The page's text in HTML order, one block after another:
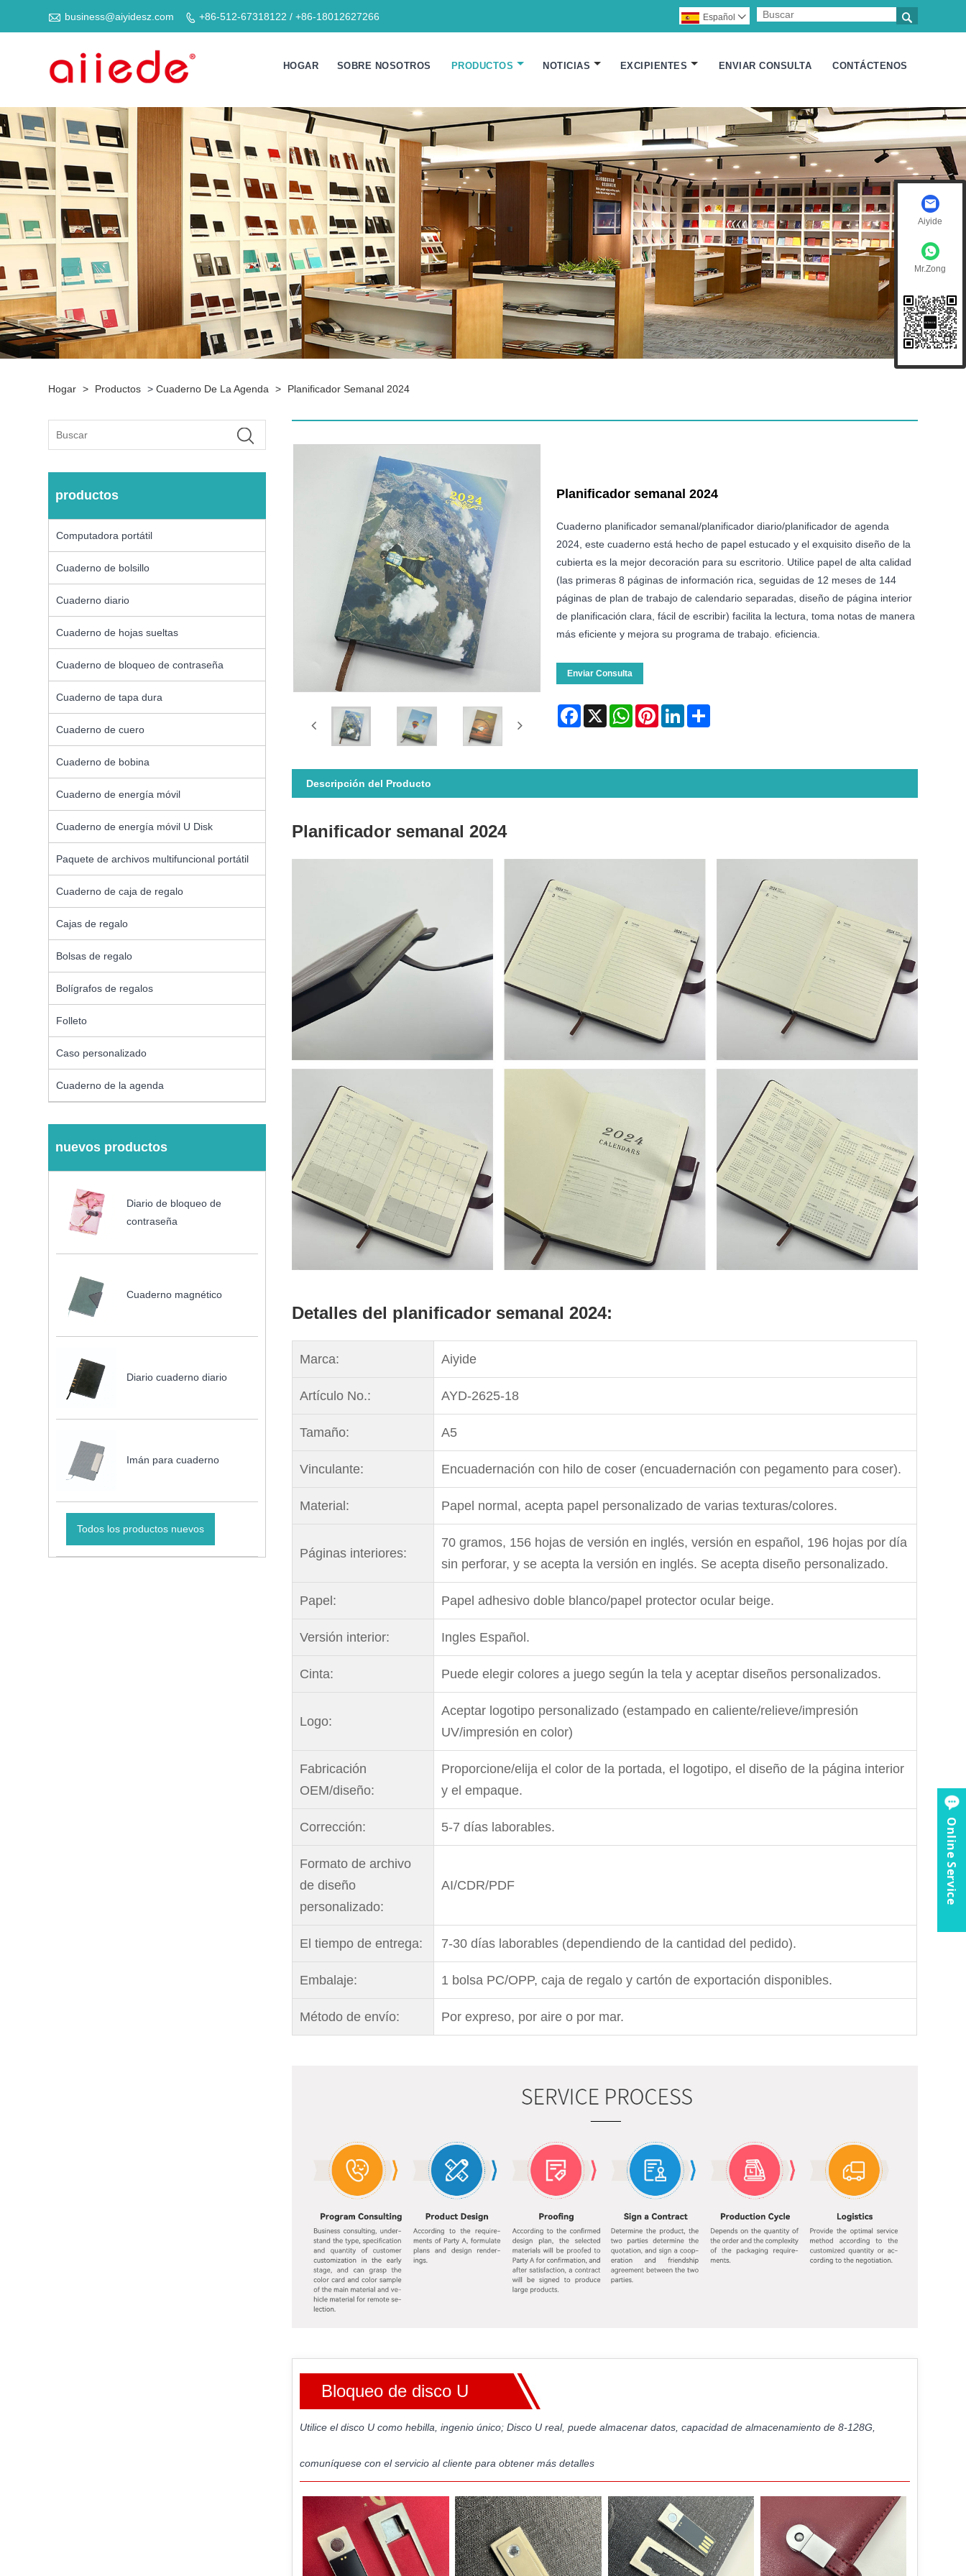
 business@aiyidesz.com  +86-512-67318122 / +86-18012627266 
Español 
HOGAR SOBRE NOSOTROS PRODUCTOS NOTICIAS EXCIPIENTES ENVIAR CONSULTA CONTÁCTENOS
Hogar > Productos >Cuaderno De La Agenda > Planificador Semanal 2024
productos
Computadora portátil
Cuaderno de bolsillo
Cuaderno diario
Cuaderno de hojas sueltas
Cuaderno de bloqueo de contraseña
Cuaderno de tapa dura
Cuaderno de cuero
Cuaderno de bobina
Cuaderno de energía móvil
Cuaderno de energía móvil U Disk
Paquete de archivos multifuncional portátil
Cuaderno de caja de regalo
Cajas de regalo
Bolsas de regalo
Bolígrafos de regalos
Folleto
Caso personalizado
Cuaderno de la agenda
nuevos productos
Diario de bloqueo de
contraseña
Cuaderno magnético
Diario cuaderno diario
Imán para cuaderno
Todos los productos nuevos
Planificador semanal 2024
Cuaderno planificador semanal/planificador diario/planificador de agenda
2024, este cuaderno está hecho de papel estucado y el exquisito diseño de la
cubierta es la mejor decoración para su escritorio. Utilice papel de alta calidad
(las primeras 8 páginas de información rica, seguidas de 12 meses de 144
páginas de plan de trabajo de calendario separadas, diseño de página interior
de planificación clara, fácil de escribir) facilita la lectura, toma notas de manera
más eficiente y mejora su programa de trabajo. eficiencia.
Enviar Consulta
Facebook
X WhatsAppPinterestLinkedInShare
Descripción del Producto
Planificador semanal 2024
Detalles del planificador semanal 2024:
Marca: Aiyide
Artículo No.: AYD-2625-18
Tamaño: A5
Vinculante: Encuadernación con hilo de coser (encuadernación con pegamento para coser).
Material: Papel normal, acepta papel personalizado de varias texturas/colores.
Páginas interiores:
70 gramos, 156 hojas de versión en inglés, versión en español, 196 hojas por día
sin perforar, y se acepta la versión en inglés. Se acepta diseño personalizado.
Papel: Papel adhesivo doble blanco/papel protector ocular beige.
Versión interior: Ingles Español.
Cinta: Puede elegir colores a juego según la tela y aceptar diseños personalizados.
Logo:
Aceptar logotipo personalizado (estampado en caliente/relieve/impresión
UV/impresión en color)
Fabricación
OEM/diseño:
Proporcione/elija el color de la portada, el logotipo, el diseño de la página interior
y el empaque.
Corrección: 5-7 días laborables.
Formato de archivo
de diseño
personalizado:
AI/CDR/PDF
El tiempo de entrega: 7-30 días laborables (dependiendo de la cantidad del pedido).
Embalaje: 1 bolsa PC/OPP, caja de regalo y cartón de exportación disponibles.
Método de envío: Por expreso, por aire o por mar.
Bloqueo de disco U
Utilice el disco U como hebilla, ingenio único; Disco U real, puede almacenar datos, capacidad de almacenamiento de 8-128G,
comuníquese con el servicio al cliente para obtener más detalles
Aiyide
Mr.Zong
Online Service